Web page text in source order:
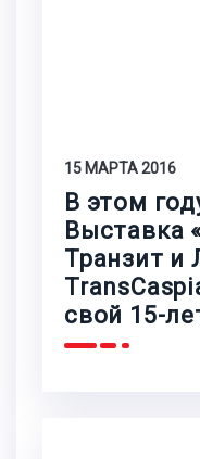
15 МАРТА 2016
В этом
Выставка
Транзит и
свой 15-